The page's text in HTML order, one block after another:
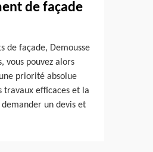
de façade
de façade, Demousse
vous pouvez alors
priorité absolue
travaux efficaces et la
demander un devis et